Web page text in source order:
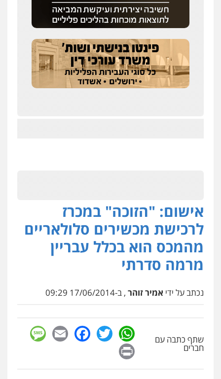
אישום: "הזוכה" במכרז
לרכישת מכשירים סלולאריים
מהמכס הוא בכלל עבריין
מרמה סדרתי
נכתב על ידי אמיר זוהר , ב-17/06/2014 09:29
שתף כתבה עם
חברים
WhatsApp
Twitter
Facebook
Email